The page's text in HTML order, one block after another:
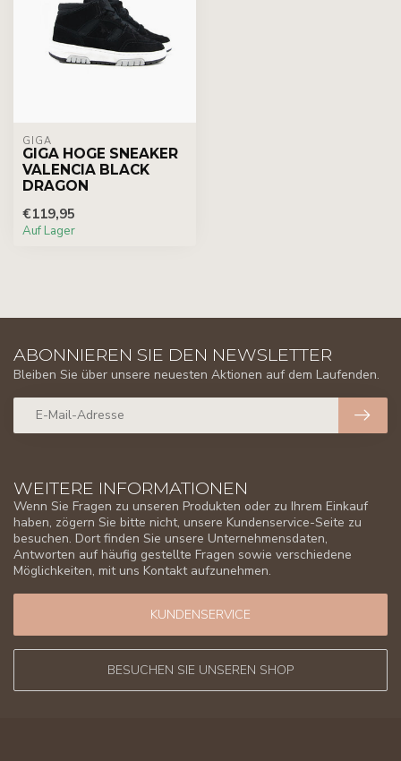
GIGA
GIGA HOGE SNEAKER
VALENCIA BLACK
DRAGON
€119,95
Auf Lager
WEITERE INFORMATIONEN
Wenn Sie Fragen zu unseren Produkten oder zu Ihrem Einkauf
haben, zögern Sie bitte nicht, unsere Kundenservice-Seite zu
besuchen. Dort finden Sie unsere Unternehmensdaten,
Antworten auf häufig gestellte Fragen sowie verschiedene
Möglichkeiten, mit uns Kontakt aufzunehmen.
KUNDENSERVICE
BESUCHEN SIE UNSEREN SHOP
ABONNIEREN SIE DEN NEWSLETTER
Bleiben Sie über unsere neuesten Aktionen auf dem Laufenden.